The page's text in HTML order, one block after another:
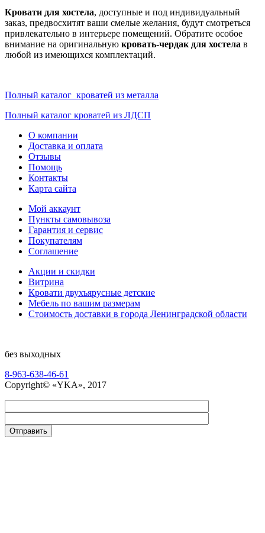
Кровати для хостела, доступные и под индивидуальный
заказ, предвосхитят ваши смелые желания, будут смотреться
привлекательно в интерьере помещений. Обратите особое
внимание на оригинальную кровать-чердак для хостела в
любой из имеющихся комплектаций.
Полный каталог кроватей из металла
Полный каталог кроватей из ЛДСП
О компании
Доставка и оплата
Отзывы
Помощь
Контакты
Карта сайта
Мой аккаунт
Пункты самовывоза
Гарантия и сервис
Покупателям
Соглашение
Акции и скидки
Витрина
Кровати двухъярусные детские
Мебель по вашим размерам
Стоимость доставки в города Ленинградской области
без выходных
8-963-638-46-61
Copyright© «YKA», 2017